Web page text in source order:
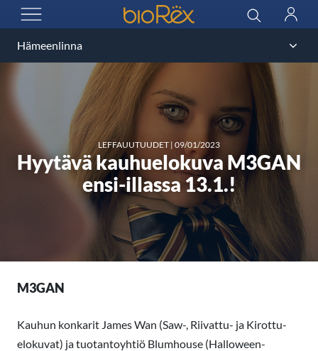
AVAA VALIKKO
BioRex Cinemas Haku
LEFFAUUTUUDET | 09/01/2023
Hyytävä kauhuelokuva M3GAN
ensi-illassa 13.1.!
M3GAN
Kauhun konkarit James Wan (Saw-, Riivattu- ja Kirottu-
elokuvat) ja tuotantoyhtiö Blumhouse (Halloween-